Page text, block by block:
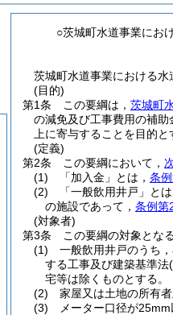
○茨城町水道事業にお
茨城町水道事業における水
(目的)
第1条
この要綱は， 茨城町
の減免及び工事費用の補助
上に寄与することを目的と
(定義)
第2条
この要綱において，
(1)
「加入金」とは， 条
(2)
「一般飲用井戸」と
の施設であって， 条例第
(対象者)
第3条
この要綱の対象とな
(1)
一般飲用井戸のうち
する工事及び建築基準法
宅等は除くものとする。
(2)
家屋又は土地の所有
(3)
メーター口径が25mm